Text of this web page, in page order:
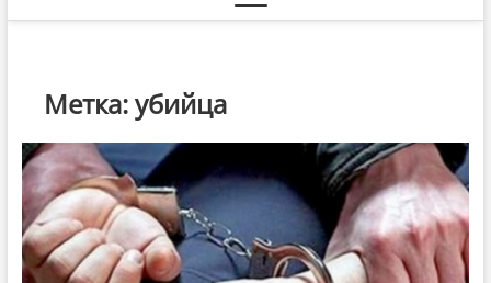
Метка:убийца